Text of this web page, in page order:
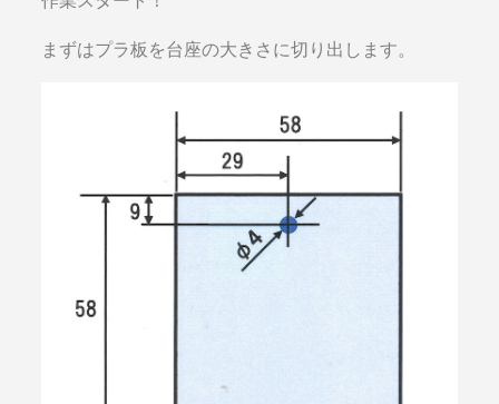
まずはプラ板を台座の大きさに切り出します。